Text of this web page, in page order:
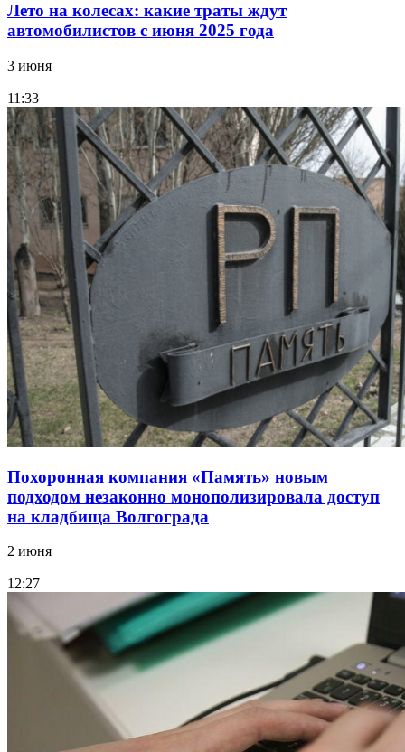
Лето на колесах: какие траты ждут
автомобилистов с июня 2025 года
3 июня
11:33
Похоронная компания «Память» новым
подходом незаконно монополизировала доступ
на кладбища Волгограда
2 июня
12:27